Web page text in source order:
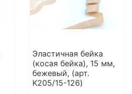
Эластичная бейка
(косая бейка), 15 мм,
бежевый, (арт.
K205/15-126)